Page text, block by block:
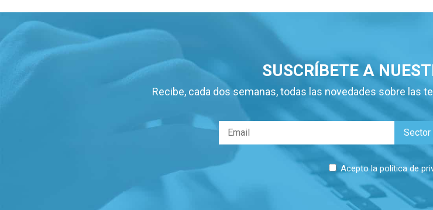
SUSCRÍBETE A
Recibe, cada dos semanas, todas las novedades sobre las
Acepto la política de